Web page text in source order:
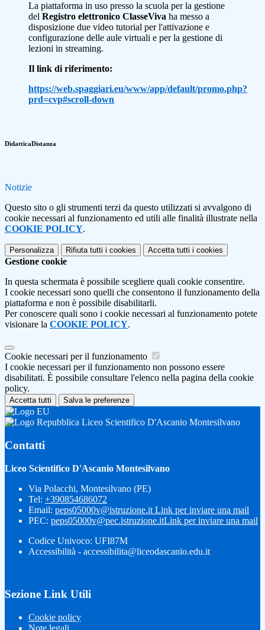
La piattaforma in uso presso la scuola per la gestione
del Registro elettronico ClasseViva ha messo a
disposizione due video tutorial per l'attivazione e
configurazione delle aule virtuali e per la gestione di
lezioni in streaming.
Il link di riferimento:
https://web.spaggiari.eu/www/app/default/promo.php?
prd=cvp#scroll-down
DidatticaDistanza
Notizie
Questo sito o gli strumenti terzi da questo utilizzati si avvalgono di
cookie necessari al funzionamento ed utili alle finalità illustrate nella
COOKIE POLICY.
Personalizza Rifiuta tutti i cookies Accetta tutti i cookies
Gestione cookie
In questa schermata è possibile scegliere quali cookie consentire.
I cookie necessari sono quelli che consentono il funzionamento della
piattaforma e non è possibile disabilitarli.
Per conoscere quali sono i cookie necessari al funzionamento potete
visionare la COOKIE POLICY.
Cookie necessari per il funzionamento
I cookie necessari per il funzionamento non possono essere
disabilitati. È possibile consultare l'elenco nella pagina della cookie
policy.
Accetta tutti Salva le preferenze
Liceo Scientifico D'Ascanio Montesilvano
Contatti
Liceo Scientifico D'Ascanio Montesilvano
Via Polacchi, Montesilvano (PE)
Tel: +390854686072
Email: peps05000v@istruzione.it Link per inviare una mail
PEC: peps05000v@pec.istruzione.itLink per inviare una mail
Codice Univoco: UFI87M
Accessibilità - accessibilita@liceodascanio.edu.it
Sezione Link Utili
Cookie policy
Note legali